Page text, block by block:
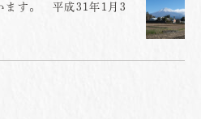
ます。 平成31年1月3